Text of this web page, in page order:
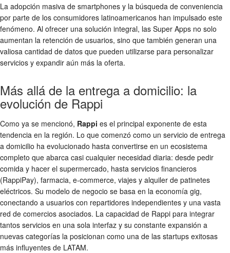
La adopción masiva de smartphones y la búsqueda de conveniencia
por parte de los consumidores latinoamericanos han impulsado este
fenómeno. Al ofrecer una solución integral, las Super Apps no solo
aumentan la retención de usuarios, sino que también generan una
valiosa cantidad de datos que pueden utilizarse para personalizar
servicios y expandir aún más la oferta.
Más allá de la entrega a domicilio: la
evolución de Rappi
Como ya se mencionó, Rappi es el principal exponente de esta
tendencia en la región. Lo que comenzó como un servicio de entrega
a domicilio ha evolucionado hasta convertirse en un ecosistema
completo que abarca casi cualquier necesidad diaria: desde pedir
comida y hacer el supermercado, hasta servicios financieros
(RappiPay), farmacia, e-commerce, viajes y alquiler de patinetes
eléctricos. Su modelo de negocio se basa en la economía gig,
conectando a usuarios con repartidores independientes y una vasta
red de comercios asociados. La capacidad de Rappi para integrar
tantos servicios en una sola interfaz y su constante expansión a
nuevas categorías la posicionan como una de las startups exitosas
más influyentes de LATAM.